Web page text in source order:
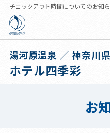
チェックアウト時間についてのお知
湯河原温泉 ／ 神奈川県
ホテル四季彩
お